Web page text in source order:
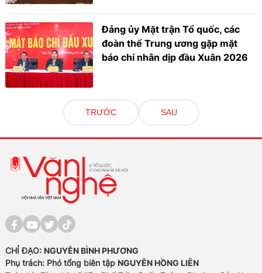
Đảng ủy Mặt trận Tổ quốc, các
đoàn thể Trung ương gặp mặt
báo chí nhân dịp đầu Xuân 2026
TRƯỚC SAU
CHỈ ĐẠO: NGUYỄN BÌNH PHƯƠNG
Phụ trách: Phó tổng biên tập NGUYỄN HỒNG LIÊN